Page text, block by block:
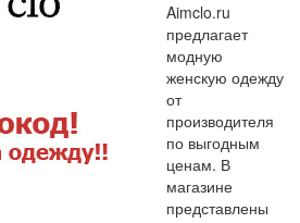
Aimclo.ru
предлагает
модную
женскую одежду
от
производителя
по выгодным
ценам. В
магазине
представлены